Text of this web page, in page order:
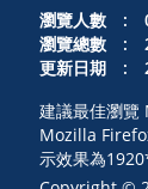
瀏覽人數 :
瀏覽總數 :
更新日期 :
建議最佳瀏
Mozilla
示效果為